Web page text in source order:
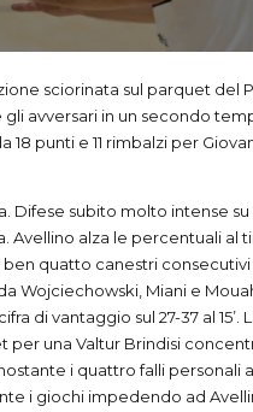
sciorinata sul parquet del
avversari in un secondo
punti e 11 rimbalzi per
subito molto intense
alza le percentuali al
quatto canestri
Wojciechowski, Miani e
di vantaggio sul 27-37 al
una Valtur Brindisi
i quattro falli
i giochi impedendo ad